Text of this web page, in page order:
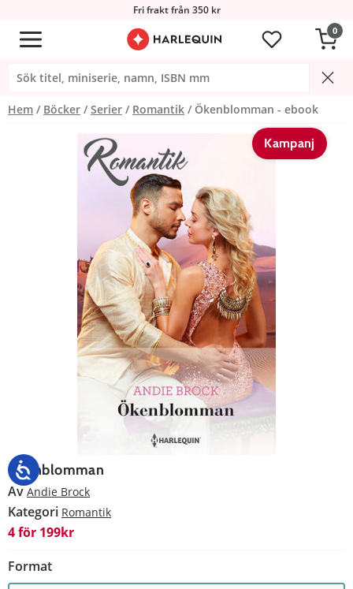
Fri frakt från 350 kr
0
Hem Böcker Serier Romantik Ökenblomman - ebook
Kampanj
Ökenblomman
AvAndie Brock
Kategori Romantik
4 för 199kr
Format